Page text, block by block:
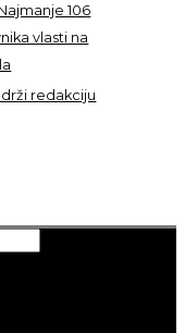
106
vlasti na
redakciju